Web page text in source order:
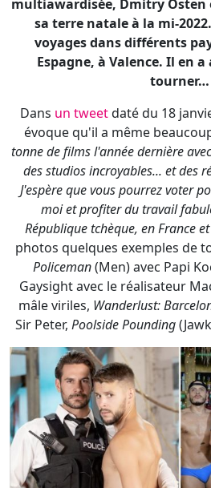
Dansun tweetdaté du 18
évoque qu'il a même
tonne de films l'année dernière
des studios incroyables... et des
J'espère que vous pourrez voter
moi et profiter du travail
République tchèque, en France
photos quelques exemples de
Policeman(Men) avec Papi
Gaysight avec le réalisateur
mâle viriles,
Wanderlust: Barcelona
Sir Peter,
Poolside Pounding